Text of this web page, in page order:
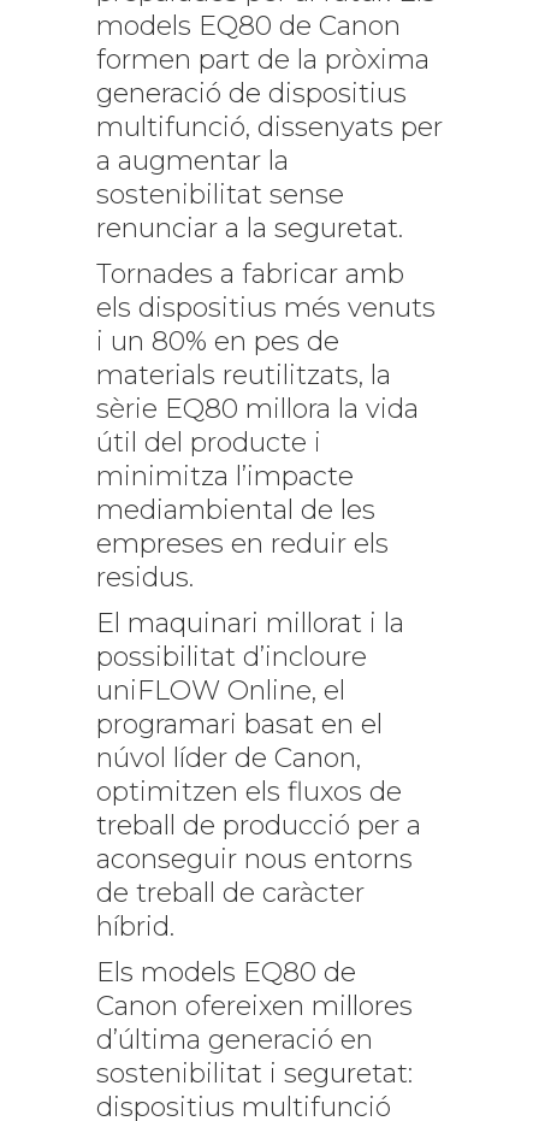
models EQ80 de Canon
formen part de la pròxima
generació de dispositius
multifunció, dissenyats per
a augmentar la
sostenibilitat sense
renunciar a la seguretat.
Tornades a fabricar amb
els dispositius més venuts
i un 80% en pes de
materials reutilitzats, la
sèrie EQ80 millora la vida
útil del producte i
minimitza l’impacte
mediambiental de les
empreses en reduir els
residus.
El maquinari millorat i la
possibilitat d’incloure
uniFLOW Online, el
programari basat en el
núvol líder de Canon,
optimitzen els fluxos de
treball de producció per a
aconseguir nous entorns
de treball de caràcter
híbrid.
Els models EQ80 de
Canon ofereixen millores
d’última generació en
sostenibilitat i seguretat:
dispositius multifunció